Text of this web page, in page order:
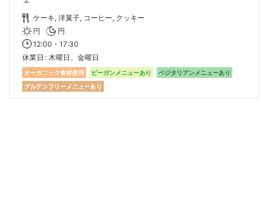
ケーキ, 洋菓子, コーヒー, クッキー
円
円
12:00 - 17:30
休業日
木曜日、金曜日
オーガニック食材使用 ビーガンメニューあり
ベジタリアンメニューあり
グルテンフリーメニューあり